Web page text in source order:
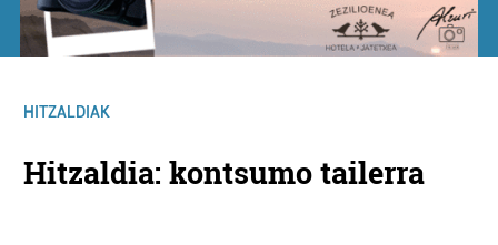
HITZALDIAK
Hitzaldia: kontsumo tailerra